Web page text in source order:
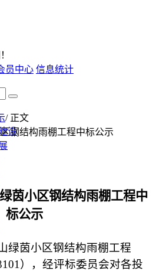
员中心 信息统计
设
/ 正文
钢结构雨棚工程中标公示
茵小区钢结构雨棚工程中
标公示
绿茵小区钢结构雨棚工程
101），经评标委员会对各投